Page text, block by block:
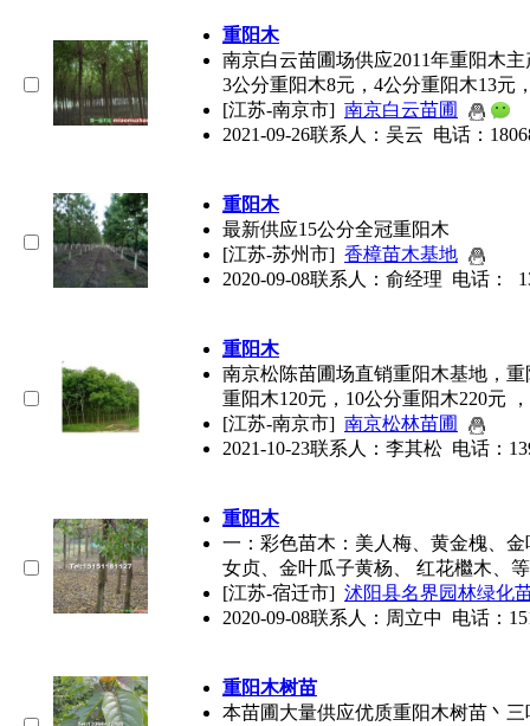
重阳木
南京白云苗圃场供应2011年重阳木主
3公分重阳木8元，4公分重阳木13元
[江苏-南京市] 南京白云苗圃
2021-09-26联系人：吴云 电话：
重阳木
最新供应15公分全冠重阳木
[江苏-苏州市] 香樟苗木基地
2020-09-08联系人：俞经理 电话：
重阳木
南京松陈苗圃场直销重阳木基地， 重
重阳木120元，10公分重阳木220元
[江苏-南京市] 南京松林苗圃
2021-10-23联系人：李其松 电话：
重阳木
一：彩色苗木：美人梅、黄金槐、
女贞、金叶瓜子黄杨、 红花檵木、
[江苏-宿迁市] 沭阳县名界园林绿化
2020-09-08联系人：周立中 电话：
重阳木树苗
本苗圃大量供应优质重阳木树苗丶三